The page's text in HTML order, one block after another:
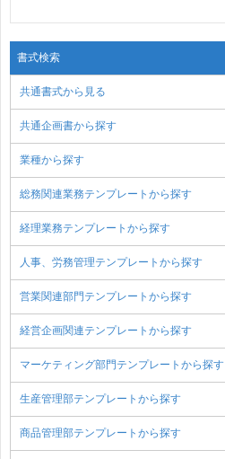
書式検索
共通書式から見る
共通企画書から探す
業種から探す
総務関連業務テンプレートから探す
経理業務テンプレートから探す
人事、労務管理テンプレートから探す
営業関連部門テンプレートから探す
経営企画関連テンプレートから探す
マーケティング部門テンプレートから探す
生産管理部テンプレートから探す
商品管理部テンプレートから探す